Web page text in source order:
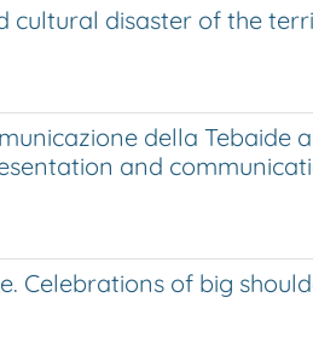
disaster of the
della Tebaide
and
Celebrations of big